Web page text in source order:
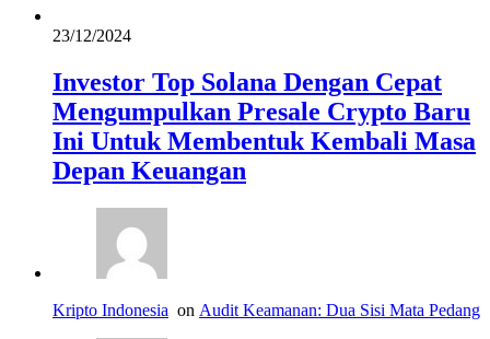
23/12/2024
Investor Top Solana Dengan Cepat
Mengumpulkan Presale Crypto Baru
Ini Untuk Membentuk Kembali Masa
Depan Keuangan
Kripto Indonesia on Audit Keamanan: Dua Sisi Mata Pedang